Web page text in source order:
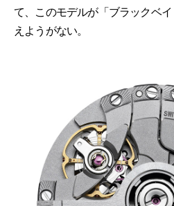
て、このモデルが「ブラックベ
えようがない。